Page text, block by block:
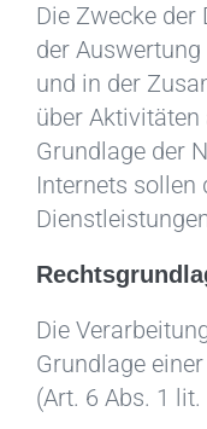
Die Zwecke
der
und in der
über
Grundlage der
Internets sollen
Die
Grundlage
(Art. 6 Abs. 1 lit.